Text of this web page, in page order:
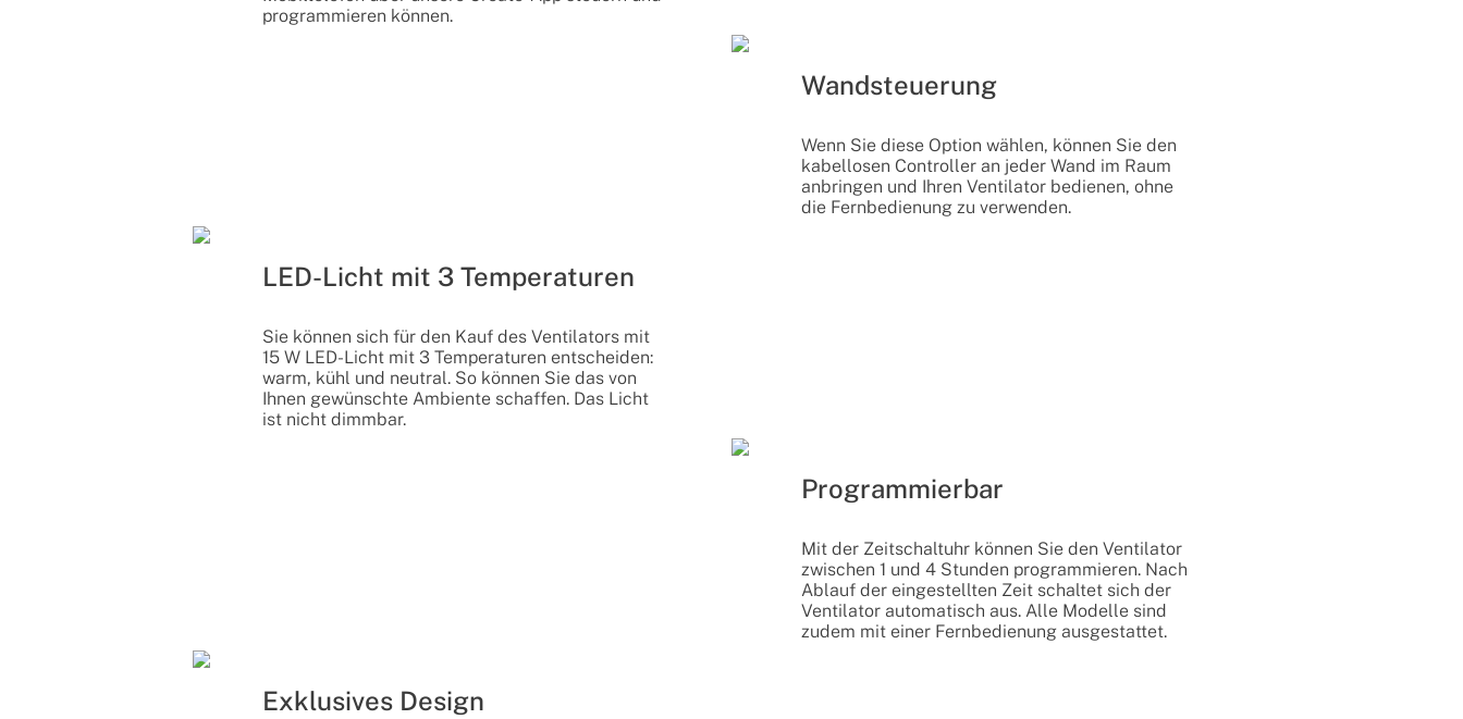
programmieren können.
Wandsteuerung
Wenn Sie diese Option wählen, können Sie den
kabellosen Controller an jeder Wand im Raum
anbringen und Ihren Ventilator bedienen, ohne
die Fernbedienung zu verwenden.
LED-Licht mit 3 Temperaturen
Sie können sich für den Kauf des Ventilators mit
15 W LED-Licht mit 3 Temperaturen entscheiden:
warm, kühl und neutral. So können Sie das von
Ihnen gewünschte Ambiente schaffen. Das Licht
ist nicht dimmbar.
Programmierbar
Mit der Zeitschaltuhr können Sie den Ventilator
zwischen 1 und 4 Stunden programmieren. Nach
Ablauf der eingestellten Zeit schaltet sich der
Ventilator automatisch aus. Alle Modelle sind
zudem mit einer Fernbedienung ausgestattet.
Exklusives Design